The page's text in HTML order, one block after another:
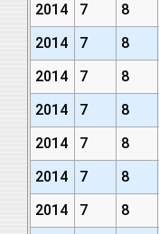
2014
7 8
2014
7 8
2014
7 8
2014
7 8
2014
7 8
2014
7 8
2014
7 8